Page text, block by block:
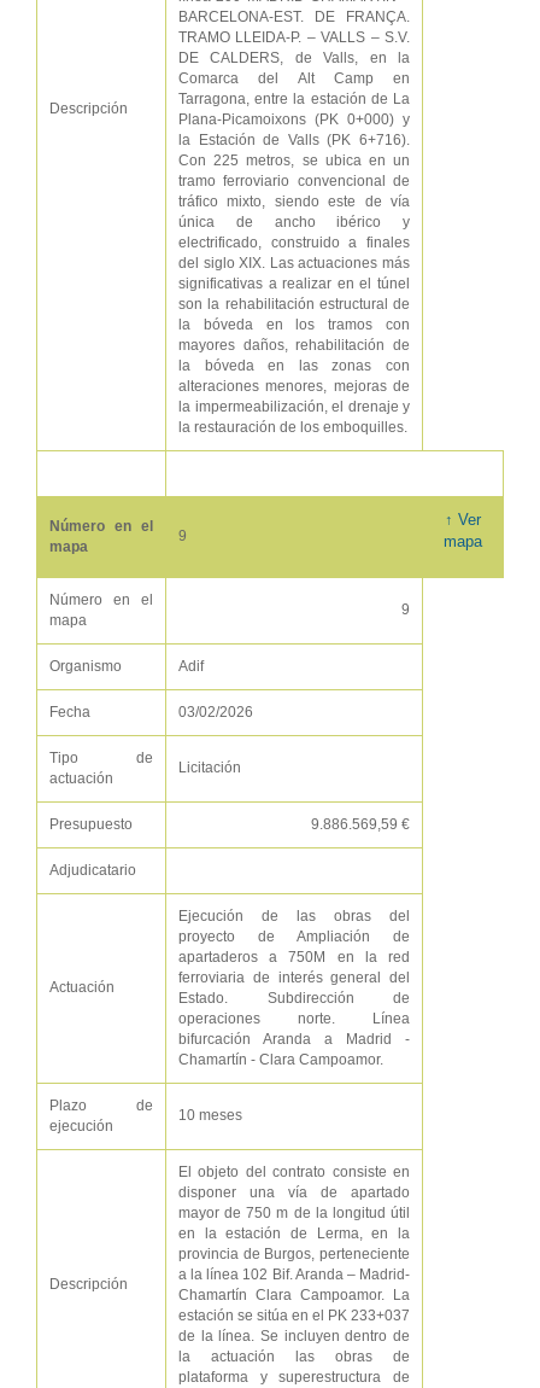
Descripción
BARCELONA-EST. DE FRANÇA.
TRAMO LLEIDA-P. – VALLS – S.V.
DE CALDERS, de Valls, en la
Comarca del Alt Camp en
Tarragona, entre la estación de La
Plana-Picamoixons (PK 0+000) y
la Estación de Valls (PK 6+716).
Con 225 metros, se ubica en un
tramo ferroviario convencional de
tráfico mixto, siendo este de vía
única de ancho ibérico y
electrificado, construido a finales
del siglo XIX. Las actuaciones más
significativas a realizar en el túnel
son la rehabilitación estructural de
la bóveda en los tramos con
mayores daños, rehabilitación de
la bóveda en las zonas con
alteraciones menores, mejoras de
la impermeabilización, el drenaje y
la restauración de los emboquilles.
Número en el
mapa
9
↑ Ver
mapa
Número en el
mapa
9
Organismo Adif
Fecha 03/02/2026
Tipo de
actuación
Licitación
Presupuesto 9.886.569,59 €
Adjudicatario
Actuación
Ejecución de las obras del
proyecto de Ampliación de
apartaderos a 750M en la red
ferroviaria de interés general del
Estado. Subdirección de
operaciones norte. Línea
bifurcación Aranda a Madrid -
Chamartín - Clara Campoamor.
Plazo de
ejecución
10 meses
Descripción
El objeto del contrato consiste en
disponer una vía de apartado
mayor de 750 m de la longitud útil
en la estación de Lerma, en la
provincia de Burgos, perteneciente
a la línea 102 Bif. Aranda – Madrid-
Chamartín Clara Campoamor. La
estación se sitúa en el PK 233+037
de la línea. Se incluyen dentro de
la actuación las obras de
plataforma y superestructura de